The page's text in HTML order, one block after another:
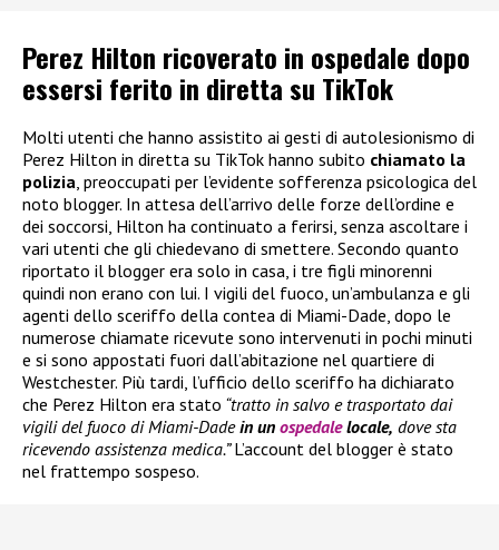
Perez Hilton ricoverato in ospedale dopo
essersi ferito in diretta su TikTok
Molti utenti che hanno assistito ai gesti di autolesionismo di
Perez Hilton in diretta su TikTok hanno subito chiamato la
polizia , preoccupati per l’evidente sofferenza psicologica del
noto blogger. In attesa dell’arrivo delle forze dell’ordine e
dei soccorsi, Hilton ha continuato a ferirsi, senza ascoltare i
vari utenti che gli chiedevano di smettere. Secondo quanto
riportato il blogger era solo in casa, i tre figli minorenni
quindi non erano con lui. I vigili del fuoco, un’ambulanza e gli
agenti dello sceriffo della contea di Miami-Dade, dopo le
numerose chiamate ricevute sono intervenuti in pochi minuti
e si sono appostati fuori dall’abitazione nel quartiere di
Westchester. Più tardi, l’ufficio dello sceriffo ha dichiarato
che Perez Hilton era stato “tratto in salvo e trasportato dai
vigili del fuoco di Miami-Dadein un ospedalelocale, dove sta
ricevendo assistenza medica.”L’account del blogger è stato
nel frattempo sospeso.